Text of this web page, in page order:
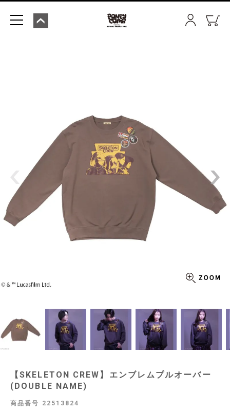
【SKELETON CREW】エンブレムプルオーバー
(DOUBLE NAME)
商品番号 22513824